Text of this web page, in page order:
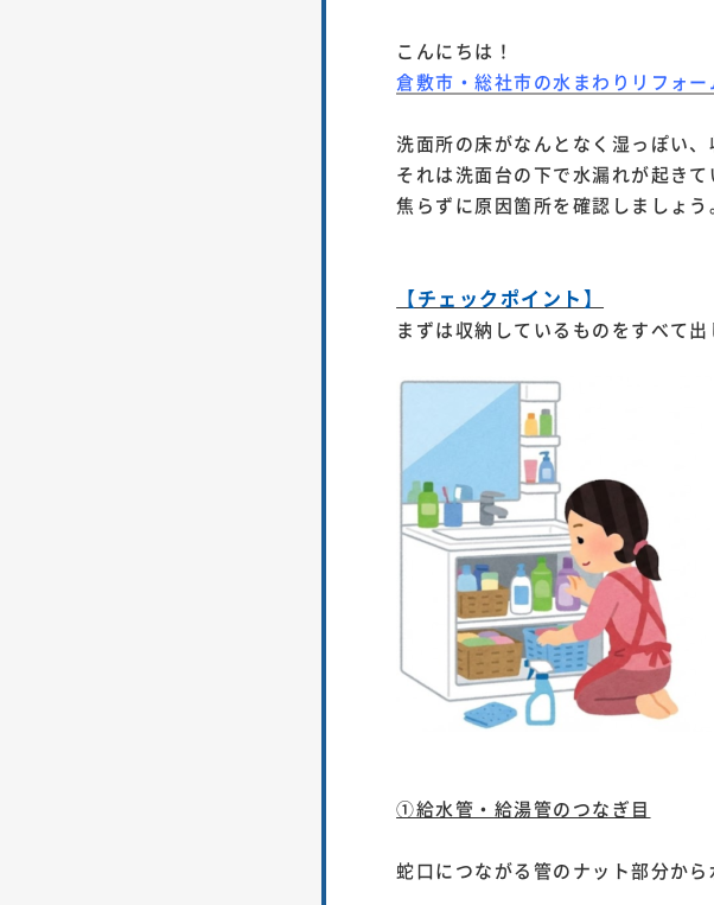
こんにちは！
倉敷市・総社市の水まわりリフォ
洗面所の床がなんとなく湿っぽい
それは洗面台の下で水漏れが起きて
焦らずに原因箇所を確認しましょう
【チェックポイント】
まずは収納しているものをすべて出
①給水管・給湯管のつなぎ目
蛇口につながる管のナット部分か